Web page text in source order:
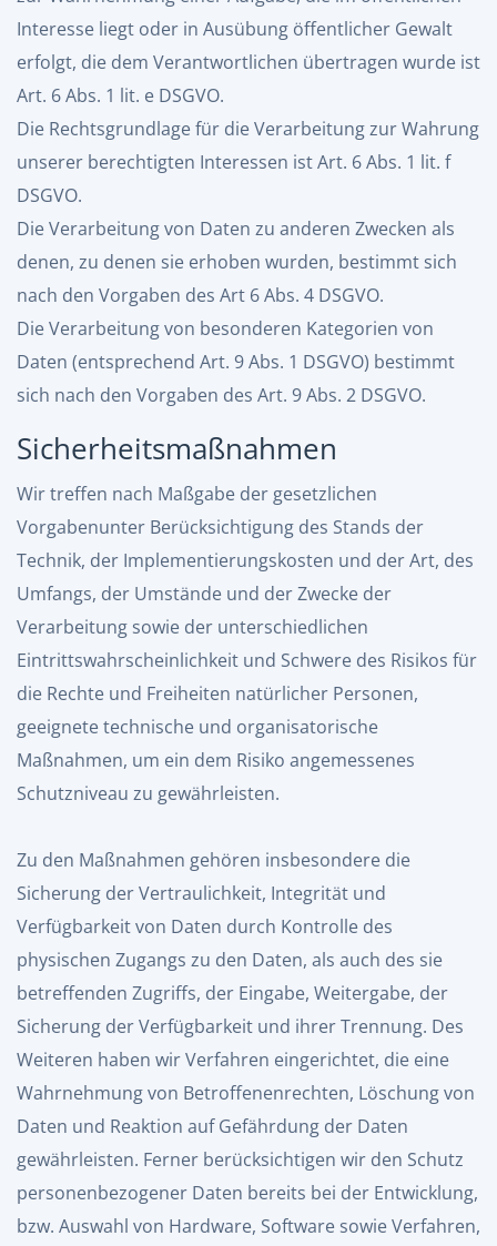
Interesse liegt oder in Ausübung öffentlicher Gewalt
erfolgt, die dem Verantwortlichen übertragen wurde ist
Art. 6 Abs. 1 lit. e DSGVO.
Die Rechtsgrundlage für die Verarbeitung zur Wahrung
unserer berechtigten Interessen ist Art. 6 Abs. 1 lit. f
DSGVO.
Die Verarbeitung von Daten zu anderen Zwecken als
denen, zu denen sie erhoben wurden, bestimmt sich
nach den Vorgaben des Art 6 Abs. 4 DSGVO.
Die Verarbeitung von besonderen Kategorien von
Daten (entsprechend Art. 9 Abs. 1 DSGVO) bestimmt
sich nach den Vorgaben des Art. 9 Abs. 2 DSGVO.
Sicherheitsmaßnahmen
Wir treffen nach Maßgabe der gesetzlichen
Vorgabenunter Berücksichtigung des Stands der
Technik, der Implementierungskosten und der Art, des
Umfangs, der Umstände und der Zwecke der
Verarbeitung sowie der unterschiedlichen
Eintrittswahrscheinlichkeit und Schwere des Risikos für
die Rechte und Freiheiten natürlicher Personen,
geeignete technische und organisatorische
Maßnahmen, um ein dem Risiko angemessenes
Schutzniveau zu gewährleisten.
Zu den Maßnahmen gehören insbesondere die
Sicherung der Vertraulichkeit, Integrität und
Verfügbarkeit von Daten durch Kontrolle des
physischen Zugangs zu den Daten, als auch des sie
betreffenden Zugriffs, der Eingabe, Weitergabe, der
Sicherung der Verfügbarkeit und ihrer Trennung. Des
Weiteren haben wir Verfahren eingerichtet, die eine
Wahrnehmung von Betroffenenrechten, Löschung von
Daten und Reaktion auf Gefährdung der Daten
gewährleisten. Ferner berücksichtigen wir den Schutz
personenbezogener Daten bereits bei der Entwicklung,
bzw. Auswahl von Hardware, Software sowie Verfahren,